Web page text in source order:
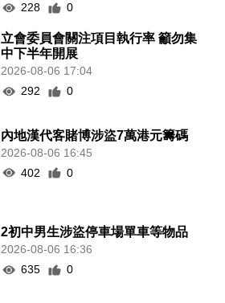
228
0
立會委員會關注項目執行率 籲勿集
中下半年開展
2026-08-06 17:04
292
0
內地漢代客賭博涉盜7萬港元籌碼
2026-08-06 16:45
402
0
2初中男生涉盜停車場單車等物品
2026-08-06 16:36
635
0